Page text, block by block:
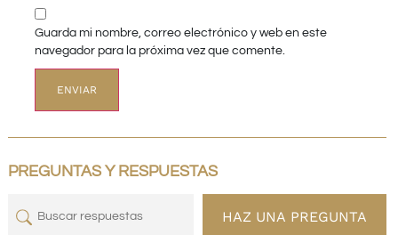
Guarda mi nombre, correo electrónico y web en este
navegador para la próxima vez que comente.
PREGUNTAS Y RESPUESTAS
HAZ UNA PREGUNTA